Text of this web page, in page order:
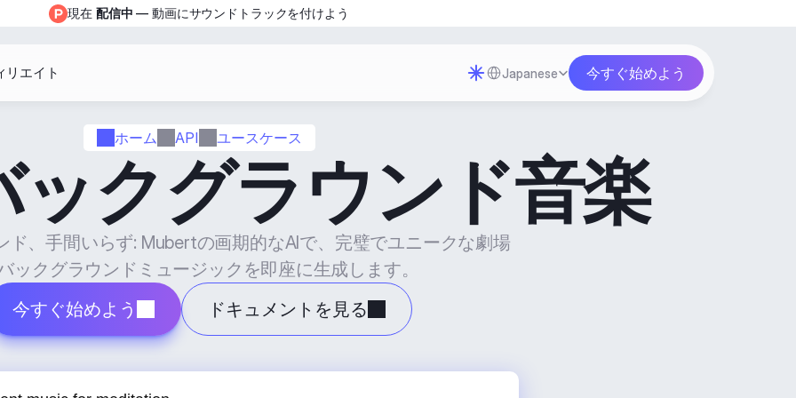
ホーム API ユースケース
ックグラウンド音楽
ド、手間いらず: Mubertの画期的なAIで、完璧でユニークな劇場
ックグラウンドミュージックを即座に生成します。
今すぐ始めよう
ドキュメントを見る
現在 配信中 — 動画にサウンドトラックを付けよう
リエイト Select Language
Japanese 今すぐ始めよう